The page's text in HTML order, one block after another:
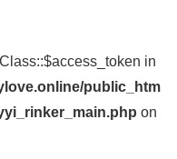
in
public_htm
on